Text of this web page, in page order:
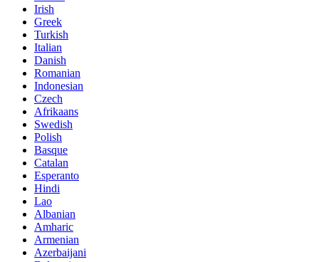
Irish
Greek
Turkish
Italian
Danish
Romanian
Indonesian
Czech
Afrikaans
Swedish
Polish
Basque
Catalan
Esperanto
Hindi
Lao
Albanian
Amharic
Armenian
Azerbaijani